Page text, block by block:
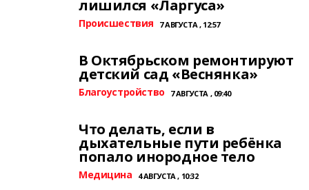
лишился «Ларгуса»
Происшествия 7 АВГУСТА , 12:57
В Октябрьском ремонтируют
детский сад «Веснянка»
Благоустройство 7 АВГУСТА , 09:40
Что делать, если в
дыхательные пути ребёнка
попало инородное тело
Медицина 4 АВГУСТА , 10:32